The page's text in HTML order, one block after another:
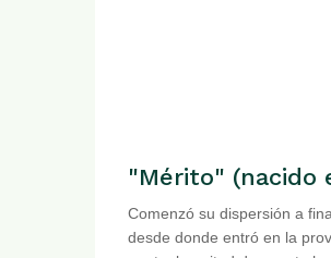
"Mérito" (nacido
Comenzó su dispersión a
desde donde entró en la